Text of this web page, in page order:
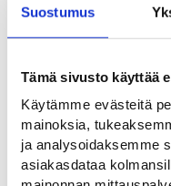
Suostumus
Tämä sivusto käyttää
Käytämme evästeitä
mainoksia,
ja analysoidaksemme
asiakasdataa
Suojatulppa PC-
Pultti ja tiiviste Jislon
taipuisalle pollarille
33,00€